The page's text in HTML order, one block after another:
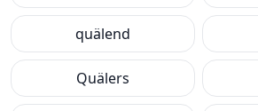
quälend
Quälers